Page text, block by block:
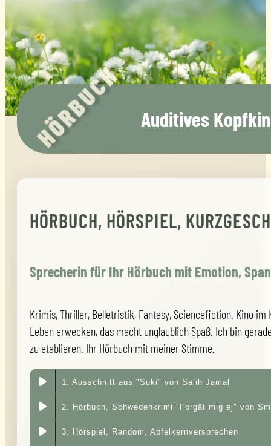
HÖRBUCH Auditives
HÖRBUCH, HÖRSPIEL,
Sprecherin für Ihr Hörbuch mit Emotion,
Krimis, Thriller, Belletristik, Fantasy, Sciencefiction. Kino im
Leben erwecken, das macht unglaublich Spaß. Ich bin
zu etablieren. Ihr Hörbuch mit meiner Stimme.
1. Ausschnitt aus "Suki" von Salih Jamal
2. Hörbuch, Schwedenkrimi "Forgät mig ej" von
3. Hörspiel, Random, Apfelkernversprechen